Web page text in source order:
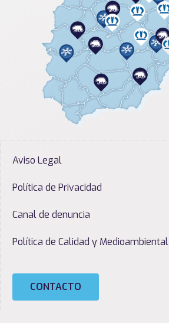
Aviso Legal
Política de Privacidad
Canal de denuncia
Política de Calidad y Medioambiental
CONTACTO